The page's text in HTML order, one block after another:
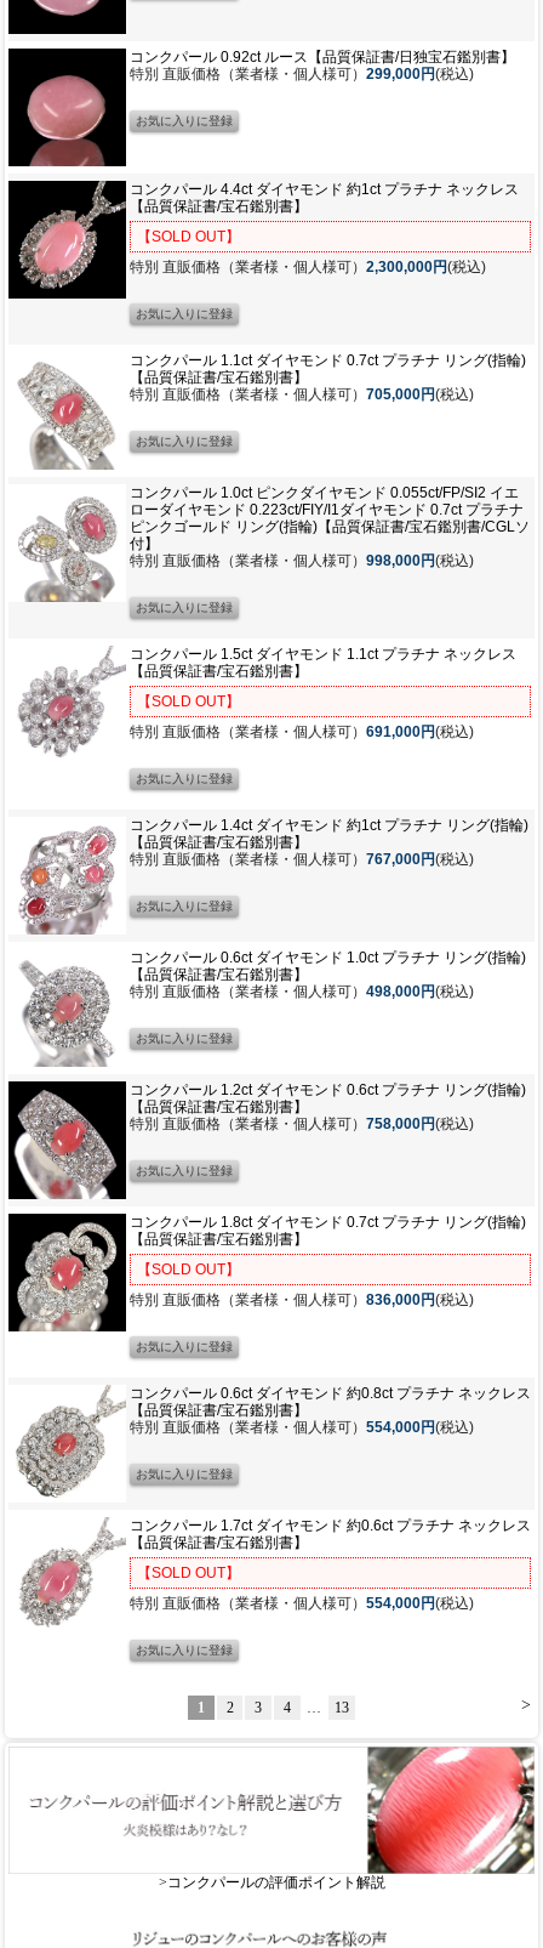
コンクパール 0.92ct ルース【品質保証書/日独宝石鑑別書】
特別 直販価格（業者様・個人様可） 299,000円(税込)
コンクパール 4.4ct ダイヤモンド 約1ct プラチナ ネックレス
【品質保証書/宝石鑑別書】
【SOLD OUT】
特別 直販価格（業者様・個人様可） 2,300,000円(税込)
コンクパール 1.1ct ダイヤモンド 0.7ct プラチナ リング(指輪)
【品質保証書/宝石鑑別書】
特別 直販価格（業者様・個人様可） 705,000円(税込)
コンクパール 1.0ct ピンクダイヤモンド 0.055ct/FP/SI2 イエ
ローダイヤモンド 0.223ct/FIY/I1ダイヤモンド 0.7ct プラチナ
ピンクゴールド リング(指輪)【品質保証書/宝石鑑別書/CGLソ
付】
特別 直販価格（業者様・個人様可） 998,000円(税込)
コンクパール 1.5ct ダイヤモンド 1.1ct プラチナ ネックレス
【品質保証書/宝石鑑別書】
【SOLD OUT】
特別 直販価格（業者様・個人様可） 691,000円(税込)
コンクパール 1.4ct ダイヤモンド 約1ct プラチナ リング(指輪)
【品質保証書/宝石鑑別書】
特別 直販価格（業者様・個人様可） 767,000円(税込)
コンクパール 0.6ct ダイヤモンド 1.0ct プラチナ リング(指輪)
【品質保証書/宝石鑑別書】
特別 直販価格（業者様・個人様可） 498,000円(税込)
コンクパール 1.2ct ダイヤモンド 0.6ct プラチナ リング(指輪)
【品質保証書/宝石鑑別書】
特別 直販価格（業者様・個人様可） 758,000円(税込)
コンクパール 1.8ct ダイヤモンド 0.7ct プラチナ リング(指輪)
【品質保証書/宝石鑑別書】
【SOLD OUT】
特別 直販価格（業者様・個人様可） 836,000円(税込)
コンクパール 0.6ct ダイヤモンド 約0.8ct プラチナ ネックレス
【品質保証書/宝石鑑別書】
特別 直販価格（業者様・個人様可） 554,000円(税込)
コンクパール 1.7ct ダイヤモンド 約0.6ct プラチナ ネックレス
【品質保証書/宝石鑑別書】
【SOLD OUT】
特別 直販価格（業者様・個人様可） 554,000円(税込)
>
1 2 3 4 13
>コンクパールの評価ポイント解説